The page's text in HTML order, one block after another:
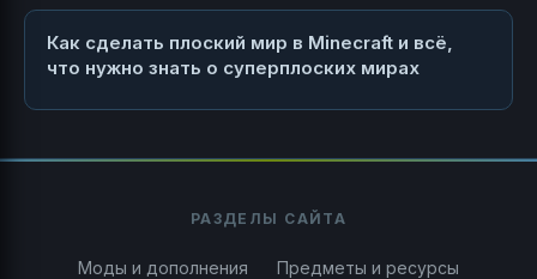
Как сделать плоский мир в Minecraft и всё,
что нужно знать о суперплоских мирах
РАЗДЕЛЫ САЙТА
Моды и дополнения
Предметы и ресурсы